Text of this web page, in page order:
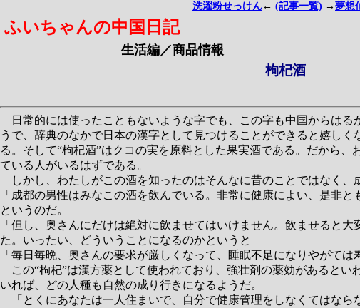
洗濯粉せっけん ← (記事一覧) → 夢想
ふいちゃんの中国日記
生活編／商品情報
枸杞酒
日常的には使ったこともないような字でも、この字も中国からはる
うで、辞典のなかで日本の漢字として見つけることができると嬉しく
る。そして“枸杞酒”はクコの実を原料とした果実酒である。だから、
ている人がいるはずである。
しかし、わたしがこの酒を知ったのはそんなに昔のことではなく、
「成都の男性はみなこの酒を飲んでいる。非常に健康によい、是非と
というのだ。
「但し、奥さんにだけは絶対に飲ませてはいけません。飲ませると
た。いったい、どういうことになるのかというと
「毎日毎晩、奥さんの要求が厳しくなって、睡眠不足になりやがては
この“枸杞”は漢方薬として使われており、強壮剤の薬効があるとい
いれば、どの人種も自然の成り行きになるようだ。
「とくにあなたは一人住まいで、自分で健康管理をしなくてはなら